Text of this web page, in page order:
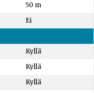
50 m
Ei
Kyllä
Kyllä
Kyllä